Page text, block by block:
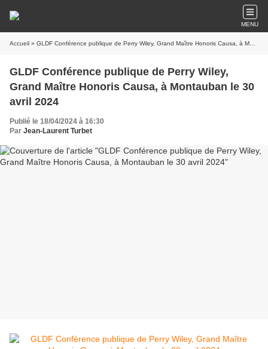
MENU
Accueil » GLDF Conférence publique de Perry Wiley, Grand Maître Honoris Causa, à Montauban le 30 avril 2024
GLDF Conférence publique de Perry Wiley,
Grand Maître Honoris Causa, à Montauban le 30
avril 2024
Publié le 18/04/2024 à 16:30
Par Jean-Laurent Turbet